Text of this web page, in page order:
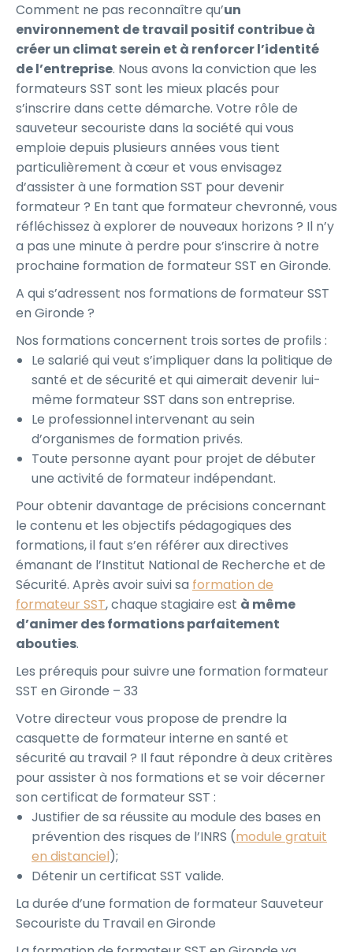
Comment ne pas reconnaître qu’un
environnement de travail positif contribue à
créer un climat serein et à renforcer l’identité
de l’entreprise. Nous avons la conviction que les
formateurs SST sont les mieux placés pour
s’inscrire dans cette démarche. Votre rôle de
sauveteur secouriste dans la société qui vous
emploie depuis plusieurs années vous tient
particulièrement à cœur et vous envisagez
d’assister à une formation SST pour devenir
formateur ? En tant que formateur chevronné, vous
réfléchissez à explorer de nouveaux horizons ? Il n’y
a pas une minute à perdre pour s’inscrire à notre
prochaine formation de formateur SST en Gironde.
A qui s’adressent nos formations de formateur SST
en Gironde ?
Nos formations concernent trois sortes de profils :
Le salarié qui veut s’impliquer dans la politique de
santé et de sécurité et qui aimerait devenir lui-
même formateur SST dans son entreprise.
Le professionnel intervenant au sein
d’organismes de formation privés.
Toute personne ayant pour projet de débuter
une activité de formateur indépendant.
Pour obtenir davantage de précisions concernant
le contenu et les objectifs pédagogiques des
formations, il faut s’en référer aux directives
émanant de l’Institut National de Recherche et de
Sécurité. Après avoir suivi sa formation de
formateur SST, chaque stagiaire est à même
d’animer des formations parfaitement
abouties.
Les prérequis pour suivre une formation formateur
SST en Gironde – 33
Votre directeur vous propose de prendre la
casquette de formateur interne en santé et
sécurité au travail ? Il faut répondre à deux critères
pour assister à nos formations et se voir décerner
son certificat de formateur SST :
Justifier de sa réussite au module des bases en
prévention des risques de l’INRS (module gratuit
en distanciel);
Détenir un certificat SST valide.
La durée d’une formation de formateur Sauveteur
Secouriste du Travail en Gironde